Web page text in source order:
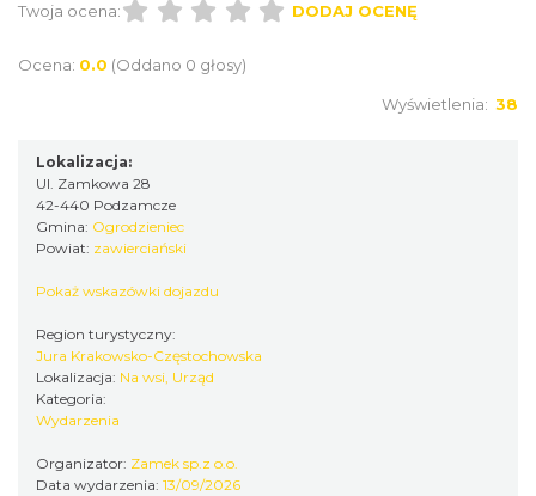
0.00 km
Podzamcze
Twoja ocena:
DODAJ OCENĘ
Ocena: 0.0 (Oddano 0 głosy)
Wyświetlenia: 38
Lokalizacja:
Ul. Zamkowa 28
42-440 Podzamcze
Gmina: Ogrodzieniec
Powiat: zawierciański
Pokaż wskazówki dojazdu
Region turystyczny:
Jura Krakowsko-Częstochowska
Lokalizacja: Na wsi, Urząd
Kategoria:
Wydarzenia
Organizator: Zamek sp.z o.o.
Data wydarzenia: 13/09/2026